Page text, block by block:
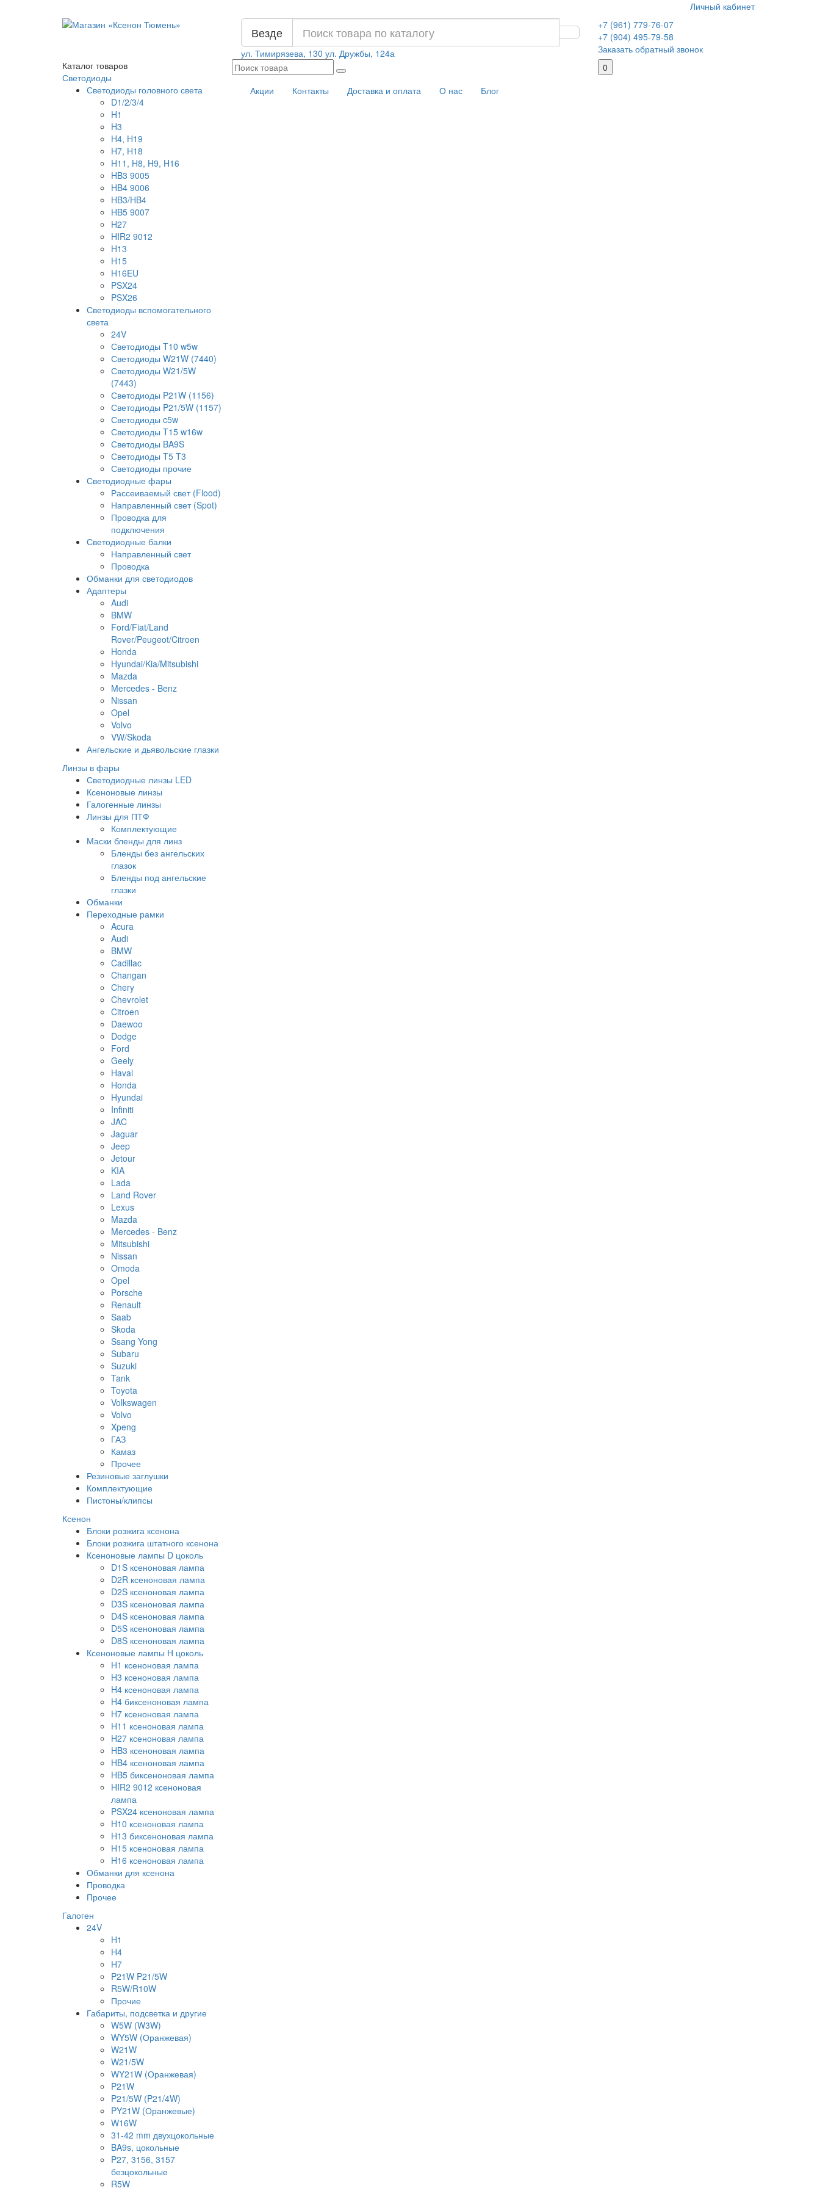
Личный кабинет
Везде
ул. Тимирязева, 130 ул. Дружбы, 124а
+7 (961) 779-76-07
+7 (904) 495-79-58
Заказать обратный звонок
Каталог товаров
Светодиоды
Светодиоды головного света
D1/2/3/4
H1
H3
H4, H19
H7, H18
H11, H8, H9, H16
HB3 9005
HB4 9006
HB3/HB4
HB5 9007
H27
HIR2 9012
H13
H15
H16EU
PSX24
PSX26
Светодиоды вспомогательного
света
24V
Светодиоды T10 w5w
Светодиоды W21W (7440)
Светодиоды W21/5W
(7443)
Светодиоды P21W (1156)
Светодиоды P21/5W (1157)
Светодиоды c5w
Светодиоды T15 w16w
Светодиоды BA9S
Светодиоды T5 T3
Светодиоды прочие
Светодиодные фары
Рассеиваемый свет (Flood)
Направленный свет (Spot)
Проводка для
подключения
Светодиодные балки
Направленный свет
Проводка
Обманки для светодиодов
Адаптеры
Audi
BMW
Ford/Fiat/Land
Rover/Peugeot/Citroen
Honda
Hyundai/Kia/Mitsubishi
Mazda
Mercedes - Benz
Nissan
Opel
Volvo
VW/Skoda
Ангельские и дьявольские глазки
Линзы в фары
Светодиодные линзы LED
Ксеноновые линзы
Галогенные линзы
Линзы для ПТФ
Комплектующие
Маски бленды для линз
Бленды без ангельских
глазок
Бленды под ангельские
глазки
Обманки
Переходные рамки
Acura
Audi
BMW
Cadillac
Changan
Chery
Chevrolet
Citroen
Daewoo
Dodge
Ford
Geely
Haval
Honda
Hyundai
Infiniti
JAC
Jaguar
Jeep
Jetour
KIA
Lada
Land Rover
Lexus
Mazda
Mercedes - Benz
Mitsubishi
Nissan
Omoda
Opel
Porsche
Renault
Saab
Skoda
Ssang Yong
Subaru
Suzuki
Tank
Toyota
Volkswagen
Volvo
Xpeng
ГАЗ
Камаз
Прочее
Резиновые заглушки
Комплектующие
Пистоны/клипсы
Ксенон
Блоки розжига ксенона
Блоки розжига штатного ксенона
Ксеноновые лампы D цоколь
D1S ксеноновая лампа
D2R ксеноновая лампа
D2S ксеноновая лампа
D3S ксеноновая лампа
D4S ксеноновая лампа
D5S ксеноновая лампа
D8S ксеноновая лампа
Ксеноновые лампы Н цоколь
H1 ксеноновая лампа
H3 ксеноновая лампа
H4 ксеноновая лампа
H4 биксеноновая лампа
H7 ксеноновая лампа
H11 ксеноновая лампа
H27 ксеноновая лампа
HB3 ксеноновая лампа
HB4 ксеноновая лампа
HB5 биксеноновая лампа
HIR2 9012 ксеноновая
лампа
PSX24 ксеноновая лампа
H10 ксеноновая лампа
H13 биксеноновая лампа
H15 ксеноновая лампа
H16 ксеноновая лампа
Обманки для ксенона
Проводка
Прочее
Галоген
24V
H1
H4
H7
P21W P21/5W
R5W/R10W
Прочие
Габариты, подсветка и другие
W5W (W3W)
WY5W (Оранжевая)
W21W
W21/5W
WY21W (Оранжевая)
P21W
P21/5W (P21/4W)
PY21W (Оранжевые)
W16W
31-42 mm двухцокольные
BA9s, цокольные
P27, 3156, 3157
безцокольные
R5W
Акции Контакты Доставка и оплата О нас Блог
0